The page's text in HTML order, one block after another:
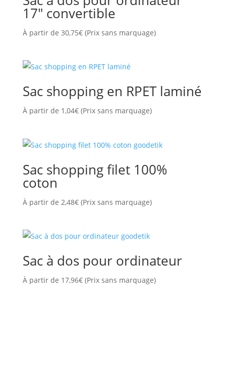
17″ convertible
À partir de 30,75€(Prix sans marquage)
Sac shopping en RPET laminé
À partir de 1,04€(Prix sans marquage)
Sac shopping filet 100%
coton
À partir de 2,48€(Prix sans marquage)
Sac à dos pour ordinateur
À partir de 17,96€(Prix sans marquage)